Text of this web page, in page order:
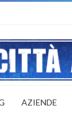
AZIENDE